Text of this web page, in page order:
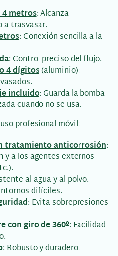
metros: Alcanza
a trasvasar.
: Conexión sencilla a la
: Control preciso del flujo.
4 dígitos(aluminio):
incluido: Guarda la bomba
cuando no se usa.
profesional móvil:
tratamiento anticorrosión:
y a los agentes externos
al agua y al polvo.
difíciles.
: Evita sobrepresiones
con giro de 360º: Facilidad
: Robusto y duradero.